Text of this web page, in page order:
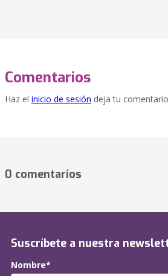
Comentarios
Haz el inicio de sesión deja tu
0 comentarios
Suscríbete a nuestra
Nombre*